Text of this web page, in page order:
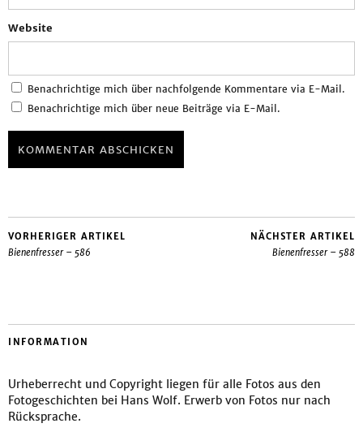
Website
Benachrichtige mich über nachfolgende Kommentare via E-Mail.
Benachrichtige mich über neue Beiträge via E-Mail.
VORHERIGER ARTIKEL
Bienenfresser – 586
NÄCHSTER ARTIKEL
Bienenfresser – 588
INFORMATION
Urheberrecht und Copyright liegen für alle Fotos aus den
Fotogeschichten bei Hans Wolf. Erwerb von Fotos nur nach
Rücksprache.